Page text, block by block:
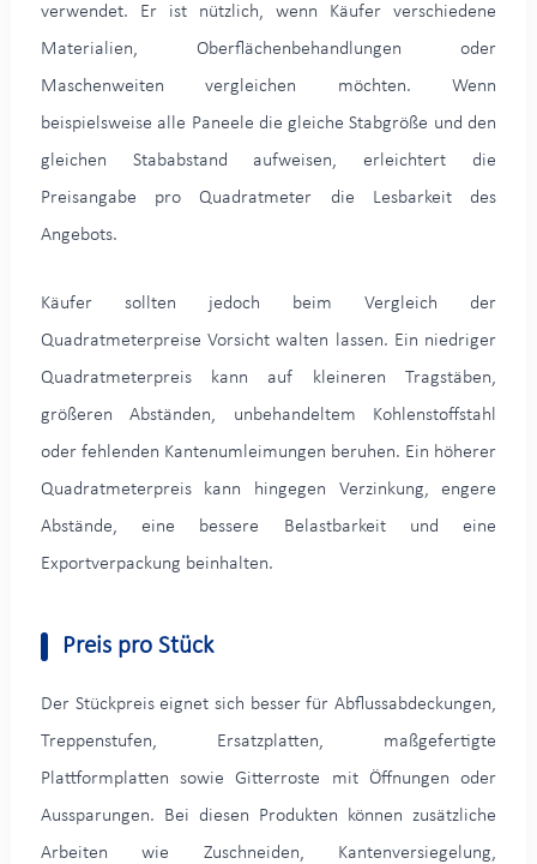
verwendet. Er ist nützlich, wenn Käufer verschiedene
Materialien, Oberflächenbehandlungen oder
Maschenweiten vergleichen möchten. Wenn
beispielsweise alle Paneele die gleiche Stabgröße und den
gleichen Stababstand aufweisen, erleichtert die
Preisangabe pro Quadratmeter die Lesbarkeit des
Angebots.
Käufer sollten jedoch beim Vergleich der
Quadratmeterpreise Vorsicht walten lassen. Ein niedriger
Quadratmeterpreis kann auf kleineren Tragstäben,
größeren Abständen, unbehandeltem Kohlenstoffstahl
oder fehlenden Kantenumleimungen beruhen. Ein höherer
Quadratmeterpreis kann hingegen Verzinkung, engere
Abstände, eine bessere Belastbarkeit und eine
Exportverpackung beinhalten.
Preis pro Stück
Der Stückpreis eignet sich besser für Abflussabdeckungen,
Treppenstufen, Ersatzplatten, maßgefertigte
Plattformplatten sowie Gitterroste mit Öffnungen oder
Aussparungen. Bei diesen Produkten können zusätzliche
Arbeiten wie Zuschneiden, Kantenversiegelung,